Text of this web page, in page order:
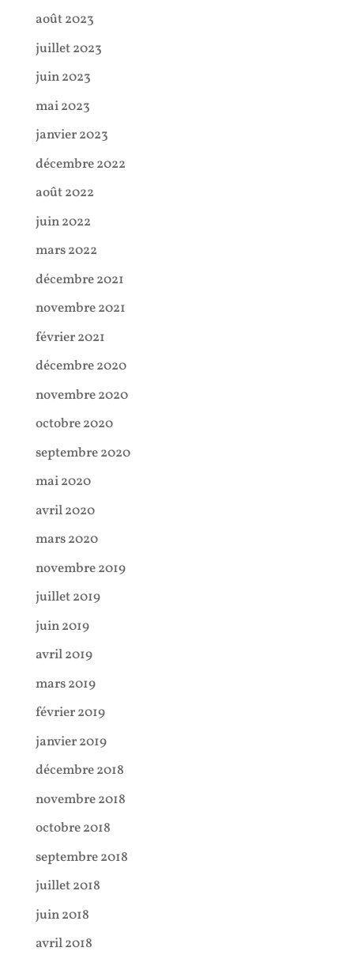
août 2023
juillet 2023
juin 2023
mai 2023
janvier 2023
décembre 2022
août 2022
juin 2022
mars 2022
décembre 2021
novembre 2021
février 2021
décembre 2020
novembre 2020
octobre 2020
septembre 2020
mai 2020
avril 2020
mars 2020
novembre 2019
juillet 2019
juin 2019
avril 2019
mars 2019
février 2019
janvier 2019
décembre 2018
novembre 2018
octobre 2018
septembre 2018
juillet 2018
juin 2018
avril 2018